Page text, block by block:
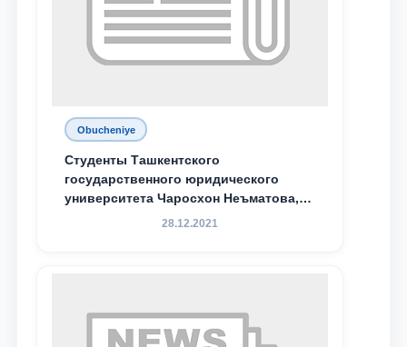
Obucheniye
Студенты Ташкентского
государственного юридического
университета Чаросхон Неъматова,
Севдо Хакимходжаева, Анбарой
специальной стипендии имени
Хадичи Сулеймановой.
28.12.2021